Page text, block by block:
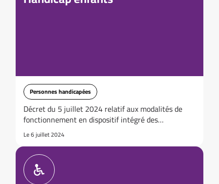
Personnes handicapées
Décret du 5 juillet 2024 relatif aux modalités de
fonctionnement en dispositif intégré des…
Le 6 juillet 2024